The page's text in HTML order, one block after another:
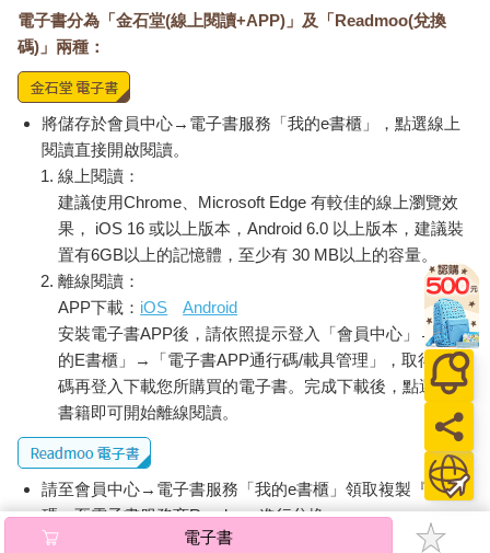
不是嗆到了！阿姨揮了揮手表示沒事，還說自己只是「猫舌（ね
こじた）」。不是吧……獺獺整個嚇傻了，忍不住問：「難不成
阿姨是貓生轉世？」結果引發全場哄堂大笑。原來誤會大了，
「猫舌（ねこじた）」指的是跟貓咪舌頭一樣會「怕燙」啊！那
常常被熱湯燙到的獺獺也算是貓舌一族了，終於可以當可愛貓咪
了嗎！（想太多）
喝完了下午茶，肚子還是有點餓（吃貨），於是獺獺翻了翻菜
單，結果居然發現老闆竟然賣貓的食物給客人吃！這這這……太
不能讓人接受了！準備提出抗議時正好聽到隔壁桌有店員在送
餐，店員說著：「您的『猫飯（ねこめし）』來囉！」獺獺想
著：終於被我逮到了吧！嘿嘿嘿還不看我怎麼檢舉你們！結果往
桌上一看，這不就是很普通的一碗白飯加柴魚片嗎？聽了店員解
說才知道，因為這種料理就是隨意將一些配料混在一起，看起來
很像是給貓咪吃的貓貓飯而得名，也可以說成「ねこまんま」，
而「まんま」就是「めし」幼兒時期的說法。天啊，這下子真的
要鑽個洞躲起來了，居然連續誤會了兩次！
除了人類以外，貓咪們竟然也都吃完了下午茶，還跑回貓砂「方
便」了起來。這時剛剛被茶燙到的阿姨問道：「你知道貓的便便
在日文中還有其他含義嗎？」獺獺搖了搖頭回答：「還真的是第
一次聽過！我只知道有貓屎咖啡（開始賣弄自己的咖啡小常
識）。」這時阿姨又笑著說：「貓咪們上完廁所不是都會用貓砂
蓋住自己的便便嗎？是不是跟做了壞事想藏起來的感覺很像？」
電子書分為「金石堂(線上閱讀+APP)」及「Readmoo(兌換
碼)」兩種：
將儲存於會員中心→電子書服務「我的e書櫃」，點選線上
閱讀直接開啟閱讀。
線上閱讀：
建議使用Chrome、Microsoft Edge 有較佳的線上瀏覽效
果， iOS 16 或以上版本，Android 6.0 以上版本，建議裝
置有6GB以上的記憶體，至少有 30 MB以上的容量。
離線閱讀：
APP下載： iOS
Android
安裝電子書APP後，請依照提示登入「會員中心」→「我
的E書櫃」→「電子書APP通行碼/載具管理」，取得通行
碼再登入下載您所購買的電子書。完成下載後，點選任一
書籍即可開始離線閱讀。
請至會員中心→電子書服務「我的e書櫃」領取複製『兌換
碼』至電子書服務商Readmoo進行兌換。
電子書